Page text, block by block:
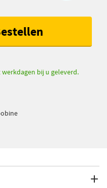
bij u geleverd.